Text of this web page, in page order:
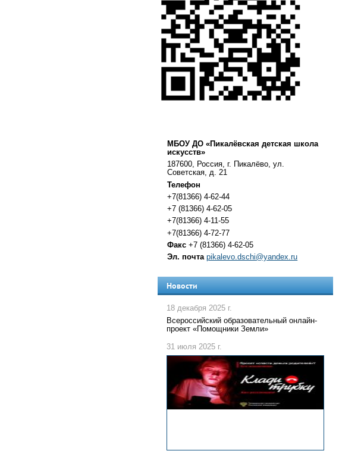
МБОУ ДО «Пикалёвская детская школа
искусств»
187600, Россия, г. Пикалёво, ул.
Советская, д. 21
Телефон
+7(81366) 4-62-44
+7 (81366) 4-62-05
+7(81366) 4-11-55
+7(81366) 4-72-77
Факс +7 (81366) 4-62-05
Эл. почта pikalevo.dschi@yandex.ru
Новости
18 декабря 2025 г.
Всероссийский образовательный онлайн-
проект «Помощники Земли»
31 июля 2025 г.